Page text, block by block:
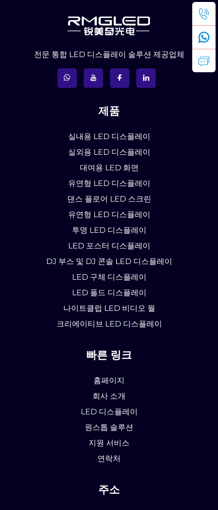
전문 통합 LED 디스플레이 솔루션 제공업체
제품
실내용 LED 디스플레이
실외용 LED 디스플레이
대여용 LED 화면
유연형 LED 디스플레이
댄스 플로어 LED 스크린
유연형 LED 디스플레이
투명 LED 디스플레이
LED 포스터 디스플레이
DJ 부스 및 DJ 콘솔 LED 디스플레이
LED 구체 디스플레이
LED 폴드 디스플레이
나이트클럽 LED 비디오 월
크리에이티브 LED 디스플레이
빠른 링크
홈페이지
회사 소개
LED 디스플레이
원스톱 솔루션
지원 서비스
연락처
주소